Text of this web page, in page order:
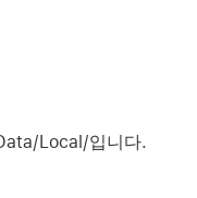
Local/입니다.